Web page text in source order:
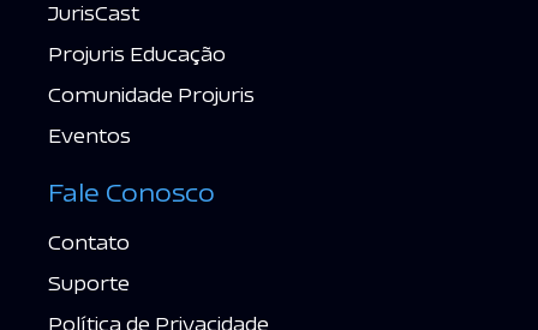
Projuris Educação
Comunidade Projuris
Eventos
Suporte
Política de Privacidade